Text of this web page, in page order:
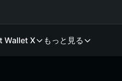
Wallet X もっと見る